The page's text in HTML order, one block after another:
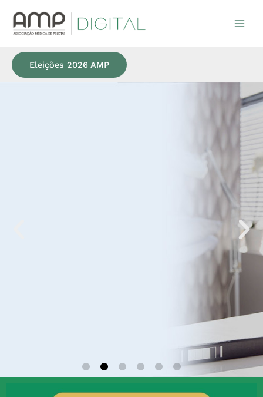
para
Eleições 2026 AMP